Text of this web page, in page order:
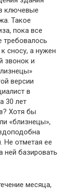
ключевые
Такое
пока все
требовалось
сносу, а нужен
звонок и
версии
в
30 лет
Хотя бы
«близнецы»,
Не отметая ее
ней базировать
месяца,